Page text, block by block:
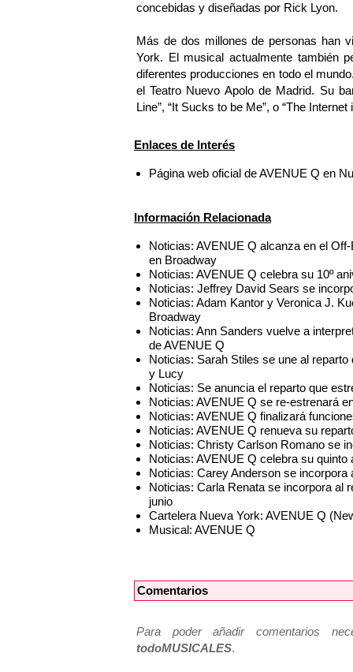
concebidas y diseñadas por Rick Lyon.
Más de dos millones de personas han
York. El musical actualmente también
diferentes producciones en todo el
el Teatro Nuevo Apolo de Madrid. Su
Line”, “It Sucks to be Me”, o “The Internet
Enlaces de Interés
Página web oficial de AVENUE Q en
Información Relacionada
Noticias: AVENUE Q alcanza en el
en Broadway
Noticias: AVENUE Q celebra su 10º
Noticias: Jeffrey David Sears se
Noticias: Adam Kantor y Veronica J.
Broadway
Noticias: Ann Sanders vuelve a
de AVENUE Q
Noticias: Sarah Stiles se une al
y Lucy
Noticias: Se anuncia el reparto que
Noticias: AVENUE Q se re-estrenará
Noticias: AVENUE Q finalizará
Noticias: AVENUE Q renueva su
Noticias: Christy Carlson Romano se
Noticias: AVENUE Q celebra su
Noticias: Carey Anderson se
Noticias: Carla Renata se incorpora al
junio
Cartelera Nueva York: AVENUE Q
Musical: AVENUE Q
Comentarios
Para poder añadir comentarios
todoMUSICALES.